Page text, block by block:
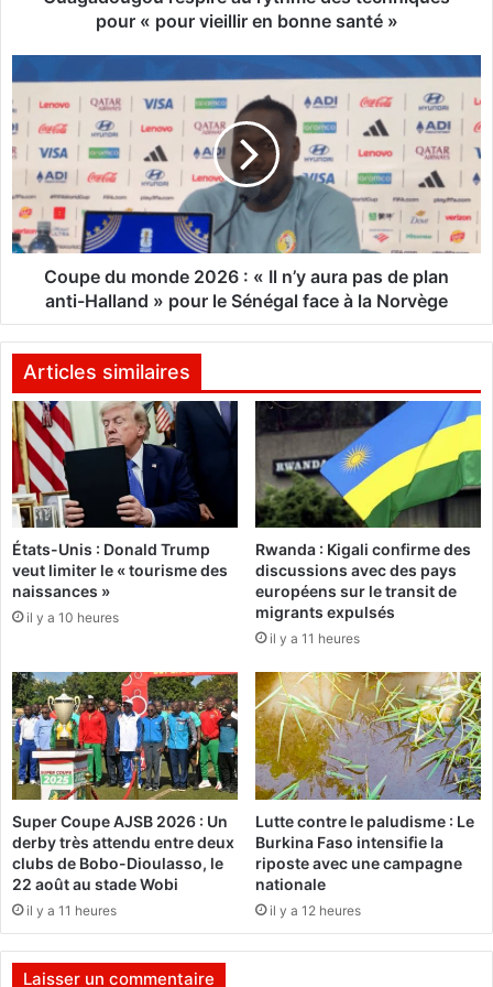
t
i
o
n
l
e
d
g
0
2
6
O
u
a
g
a
d
g
o
u
r
e
s
p
i
r
e
a
r
pour « pour vieillir en bonne santé »
o
u
p
e
u
m
o
e
2
2
6
:
«
I
n
’
y
a
a
p
a
s
d
e
p
l
a
a
t
Coupe du monde 2026 : « Il n’y aura pas de plan
anti-Halland » pour le Sénégal face à la Norvège
Articles similaires
États-Unis : Donald Trump
veut limiter le « tourisme des
naissances »
il y a 10 heures
Rwanda : Kigali confirme des
discussions avec des pays
européens sur le transit de
migrants expulsés
il y a 11 heures
Super Coupe AJSB 2026 : Un
derby très attendu entre deux
clubs de Bobo-Dioulasso, le
22 août au stade Wobi
il y a 11 heures
Lutte contre le paludisme : Le
Burkina Faso intensifie la
riposte avec une campagne
nationale
il y a 12 heures
Laisser un commentaire